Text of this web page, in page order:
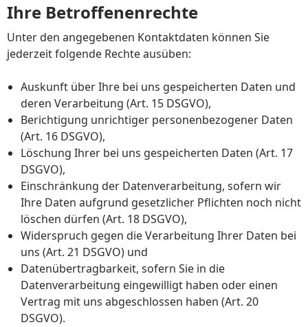
Ihre Betroffenenrechte
Unter den angegebenen Kontaktdaten können Sie
jederzeit folgende Rechte ausüben:
Auskunft über Ihre bei uns gespeicherten Daten und
deren Verarbeitung (Art. 15 DSGVO),
Berichtigung unrichtiger personenbezogener Daten
(Art. 16 DSGVO),
Löschung Ihrer bei uns gespeicherten Daten (Art. 17
DSGVO),
Einschränkung der Datenverarbeitung, sofern wir
Ihre Daten aufgrund gesetzlicher Pflichten noch nicht
löschen dürfen (Art. 18 DSGVO),
Widerspruch gegen die Verarbeitung Ihrer Daten bei
uns (Art. 21 DSGVO) und
Datenübertragbarkeit, sofern Sie in die
Datenverarbeitung eingewilligt haben oder einen
Vertrag mit uns abgeschlossen haben (Art. 20
DSGVO).